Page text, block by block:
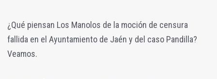
¿Qué piensan Los Manolos de la moción de censura
fallida en el Ayuntamiento de Jaén y del caso Pandilla?
Veamos.